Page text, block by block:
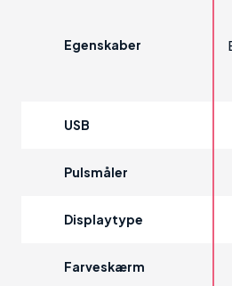
Egenskaber
USB
Pulsmåler
Displaytype
Farveskærm